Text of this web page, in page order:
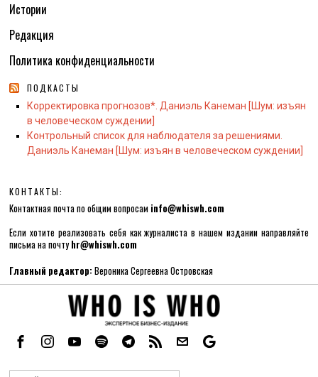
Истории
Редакция
Политика конфиденциальности
ПОДКАСТЫ
Корректировка прогнозов*. Даниэль Канеман [Шум: изъян
в человеческом суждении]
Контрольный список для наблюдателя за решениями.
Даниэль Канеман [Шум: изъян в человеческом суждении]
КОНТАКТЫ:
Контактная почта по общим вопросам info@whiswh.com
Если хотите реализовать себя как журналиста в нашем издании направляйте
письма на почтуhr@whiswh.com
Главный редактор: Вероника Сергеевна Островская